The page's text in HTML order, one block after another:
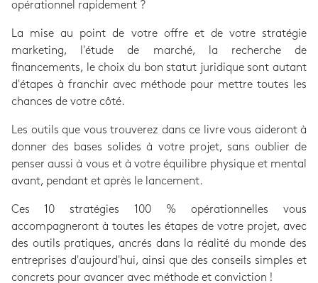
opérationnel rapidement ?
La mise au point de votre offre et de votre stratégie
marketing, l'étude de marché, la recherche de
financements, le choix du bon statut juridique sont autant
d'étapes à franchir avec méthode pour mettre toutes les
chances de votre côté.
Les outils que vous trouverez dans ce livre vous aideront à
donner des bases solides à votre projet, sans oublier de
penser aussi à vous et à votre équilibre physique et mental
avant, pendant et après le lancement.
Ces 10 stratégies 100 % opérationnelles vous
accompagneront à toutes les étapes de votre projet, avec
des outils pratiques, ancrés dans la réalité du monde des
entreprises d'aujourd'hui, ainsi que des conseils simples et
concrets pour avancer avec méthode et conviction !